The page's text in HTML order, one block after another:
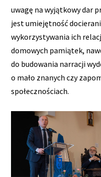
uwagę na wyjątkowy dar
jest umiejętność
wykorzystywania ich
domowych pamiątek,
do budowania narracji
o mało znanych czy
społecznościach.